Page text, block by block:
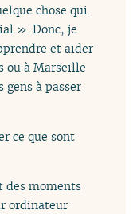
chose qui
». Donc, je
et aider
ou à Marseille
gens à passer
ce que sont
des moments
ordinateur